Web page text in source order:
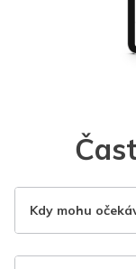
Kdy mohu